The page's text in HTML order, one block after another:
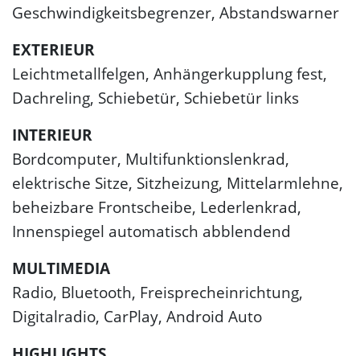
Geschwindigkeitsbegrenzer, Abstandswarner
EXTERIEUR
Leichtmetallfelgen, Anhängerkupplung fest,
Dachreling, Schiebetür, Schiebetür links
INTERIEUR
Bordcomputer, Multifunktionslenkrad,
elektrische Sitze, Sitzheizung, Mittelarmlehne,
beheizbare Frontscheibe, Lederlenkrad,
Innenspiegel automatisch abblendend
MULTIMEDIA
Radio, Bluetooth, Freisprecheinrichtung,
Digitalradio, CarPlay, Android Auto